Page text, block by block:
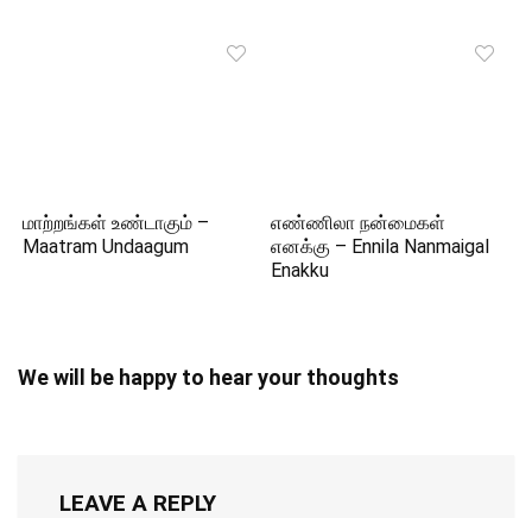
மாற்றங்கள் உண்டாகும் –
Maatram Undaagum
எண்ணிலா நன்மைகள்
எனக்கு – Ennila Nanmaigal
Enakku
We will be happy to hear your thoughts
LEAVE A REPLY